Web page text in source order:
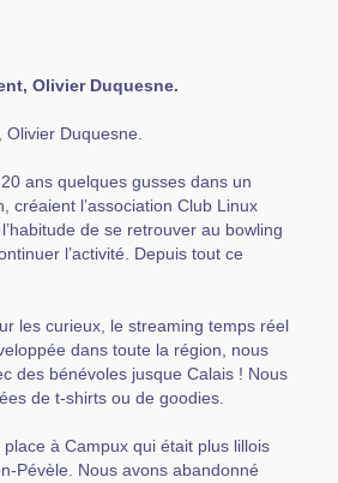
Olivier Duquesne.
Duquesne.
ans quelques gusses dans un
créaient l’association Club Linux
de se retrouver au bowling
l’activité. Depuis tout ce
les curieux, le streaming temps réel
dans toute la région, nous
des bénévoles jusque Calais ! Nous
de t-shirts ou de goodies.
à Campux qui était plus lillois
Pévèle. Nous avons abandonné